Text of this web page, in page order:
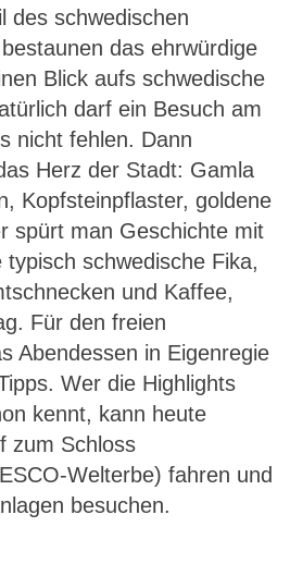
des schwedischen
das ehrwürdige
Blick aufs schwedische
darf ein Besuch am
nicht fehlen. Dann
Herz der Stadt: Gamla
Kopfsteinpflaster, goldene
spürt man Geschichte mit
schwedische Fika,
und Kaffee,
Für den freien
Abendessen in Eigenregie
Wer die Highlights
kennt, kann heute
zum Schloss
Welterbe) fahren und
besuchen.